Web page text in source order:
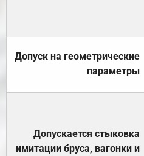
Допуск на геометрические
параметры
Допускается стыковка
имитации бруса, вагонки и